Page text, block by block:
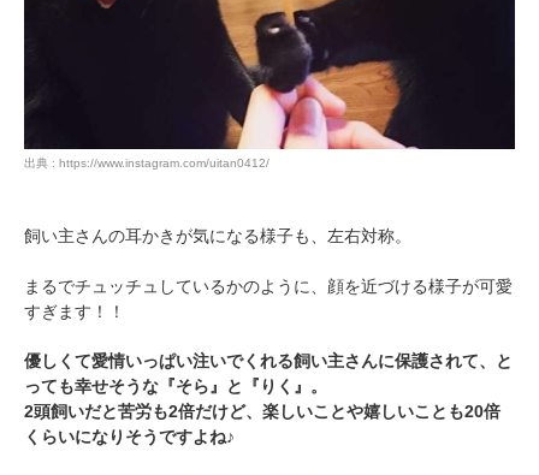
出典 : https://www.instagram.com/uitan0412/
飼い主さんの耳かきが気になる様子も、左右対称。
まるでチュッチュしているかのように、顔を近づける様子が可愛
すぎます！！
優しくて愛情いっぱい注いでくれる飼い主さんに保護されて、と
っても幸せそうな『そら』と『りく』。
2頭飼いだと苦労も2倍だけど、楽しいことや嬉しいことも20倍
くらいになりそうですよね♪